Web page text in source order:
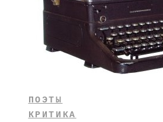
ПОЭТЫ
КРИТИКА